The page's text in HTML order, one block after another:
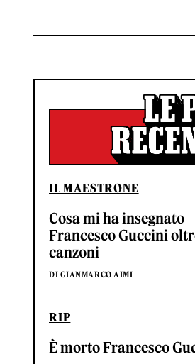
IL MAESTRONE
Cosa mi ha insegnato
Francesco Guccini
canzoni
DI GIANMARCO AIMI
RIP
È morto Francesco